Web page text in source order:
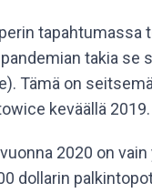
takia
Tämä on
keväällä 2019.
2020 on vain
dollarin